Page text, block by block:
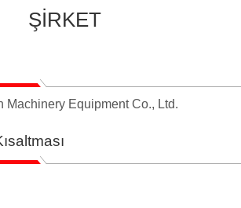
ŞIRKET
Machinery Equipment Co., Ltd.